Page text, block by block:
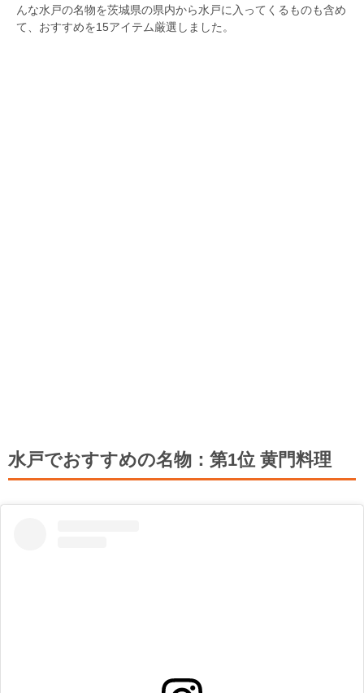
んな水戸の名物を茨城県の県内から水戸に入ってくるものも含め
て、おすすめを15アイテム厳選しました。
水戸でおすすめの名物：第1位 黄門料理